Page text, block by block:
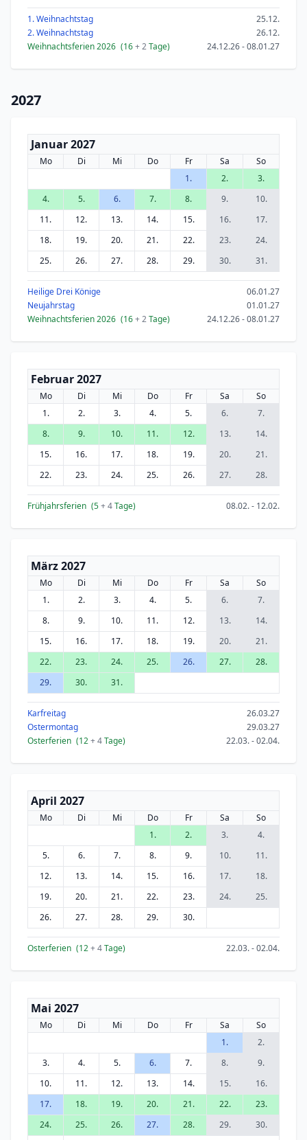
1. Weihnachtstag
25.12.
2. Weihnachtstag
26.12.
Weihnachtsferien 2026 (16+ 2Tage) 24.12.26 - 08.01.27
2027
Januar 2027
Mo Di Mi Do Fr Sa
So
1.
2.
3.
4.
5. 6. 7. 8. 9.
10.
11.
12. 13. 14. 15. 16.
17.
18.
19. 20. 21. 22. 23.
24.
25.
26. 27. 28. 29. 30. 31.
Heilige Drei Könige
06.01.27
Neujahrstag
01.01.27
Weihnachtsferien 2026 (16+ 2Tage) 24.12.26 - 08.01.27
Februar 2027
Mo Di Mi Do Fr Sa
So
1.
2. 3. 4. 5. 6.
7.
8.
9. 10. 11. 12. 13.
14.
15.
16. 17. 18. 19. 20.
21.
22.
23. 24. 25. 26. 27. 28.
Frühjahrsferien (5+ 4Tage) 08.02. - 12.02.
März 2027
Mo Di Mi Do Fr Sa
So
1.
2. 3. 4. 5. 6.
7.
8.
9. 10. 11. 12. 13.
14.
15.
16. 17. 18. 19. 20.
21.
22.
23. 24. 25. 26. 27.
28.
29.
30. 31.
Karfreitag
26.03.27
Ostermontag
29.03.27
Osterferien (12+ 4Tage) 22.03. - 02.04.
April 2027
Mo Di Mi Do Fr Sa
So
1.
2. 3.
4.
5.
6. 7. 8. 9. 10.
11.
12.
13. 14. 15. 16. 17.
18.
19.
20. 21. 22. 23. 24.
25.
26.
27. 28. 29. 30.
Osterferien (12+ 4Tage) 22.03. - 02.04.
Mai 2027
Mo Di Mi Do Fr Sa
So
1.
2.
3.
4. 5. 6. 7. 8.
9.
10.
11. 12. 13. 14. 15.
16.
17.
18. 19. 20. 21. 22.
23.
24.
25. 26. 27. 28. 29.
30.